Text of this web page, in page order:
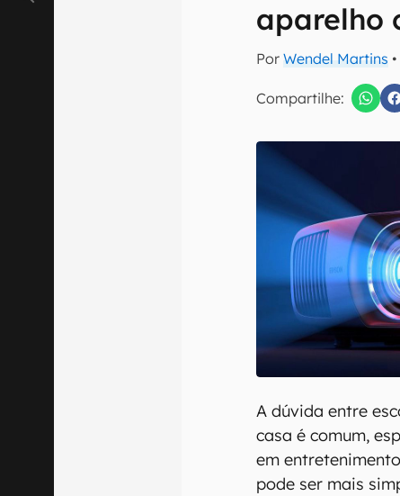
aparelho
PorWendel Martins
Compartilhe:
Assine a
Confirmo
A dúvida entre
casa é comum,
em
pode ser mais